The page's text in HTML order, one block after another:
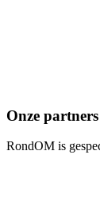
Onze partners
RondOM is